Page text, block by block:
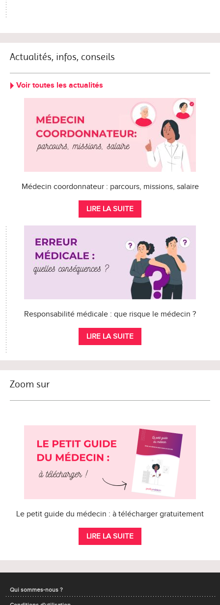
Actualités, infos, conseils
Voir toutes les actualités
Médecin coordonnateur : parcours, missions, salaire
LIRE LA SUITE
Responsabilité médicale : que risque le médecin ?
LIRE LA SUITE
Zoom sur
Le petit guide du médecin : à télécharger gratuitement
LIRE LA SUITE
Qui sommes-nous ?